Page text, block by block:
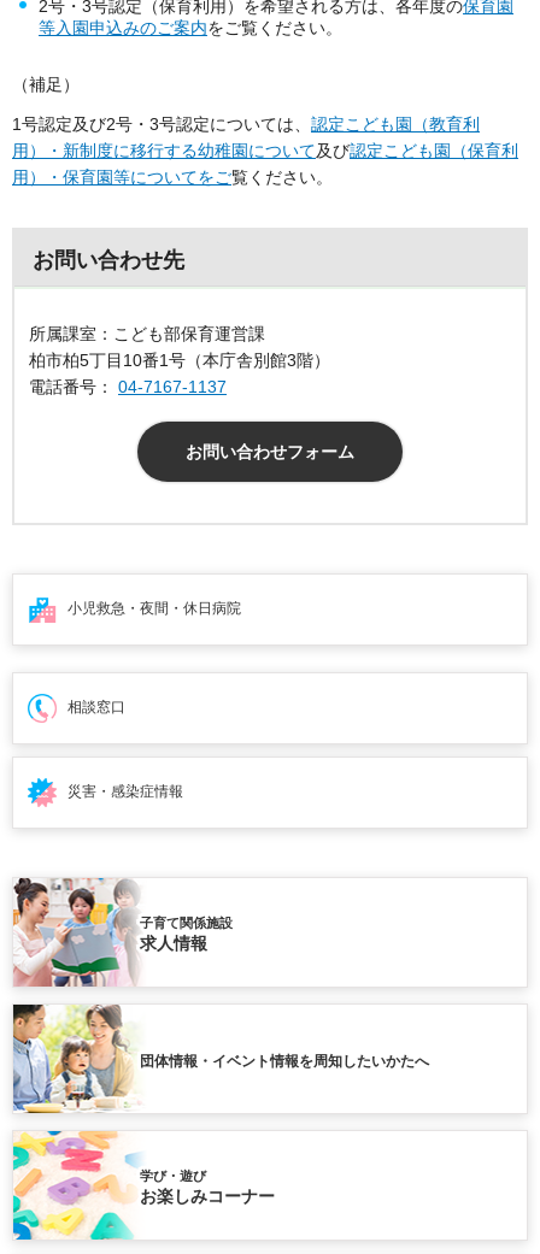
2号・3号認定（保育利用）を希望される方は、各年度の保育園
等入園申込みのご案内をご覧ください。
（補足）
1号認定及び2号・3号認定については、 認定こども園（教育利
用）・新制度に移行する幼稚園について及び認定こども園（保育利
用）・保育園等についてをご覧ください。
お問い合わせ先
所属課室：こども部保育運営課
柏市柏5丁目10番1号（本庁舎別館3階）
電話番号：
04-7167-1137
お問い合わせフォーム
小児救急・夜間・ 休日病院
相談窓口
災害・感染症情報
子育て関係施設
求人情報
団体情報・イベント情報を周知したいかたへ
学び・遊び
お楽しみコーナー